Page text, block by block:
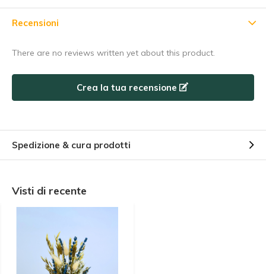
Recensioni
There are no reviews written yet about this product.
Crea la tua recensione
Spedizione & cura prodotti
Visti di recente
5% di sconto
aggiornati sui nostri ultimi prodotti e ottenere unosconto del